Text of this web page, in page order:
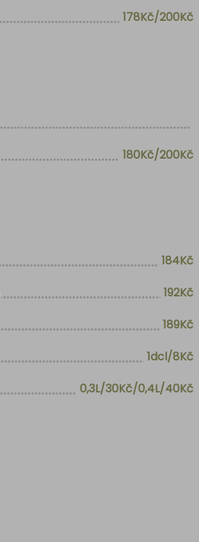
178Kč/200Kč
180Kč/200Kč
184Kč
192Kč
189Kč
1dcl/8Kč
0,3L/30Kč/0,4L/40Kč